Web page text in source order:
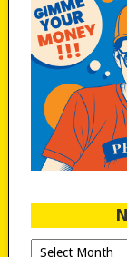
Ngeblog